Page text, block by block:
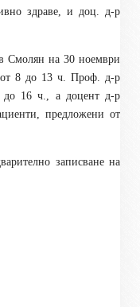
здраве, и доц. д-р
Смолян на 30 ноември
8 до 13 ч. Проф. д-р
до 16 ч., а доцент д-р
предложени от
записване на